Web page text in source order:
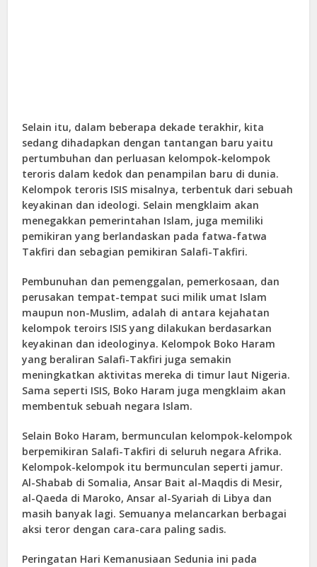
Selain itu, dalam beberapa dekade terakhir, kita
sedang dihadapkan dengan tantangan baru yaitu
pertumbuhan dan perluasan kelompok-kelompok
teroris dalam kedok dan penampilan baru di dunia.
Kelompok teroris ISIS misalnya, terbentuk dari sebuah
keyakinan dan ideologi. Selain mengklaim akan
menegakkan pemerintahan Islam, juga memiliki
pemikiran yang berlandaskan pada fatwa-fatwa
Takfiri dan sebagian pemikiran Salafi-Takfiri.
Pembunuhan dan pemenggalan, pemerkosaan, dan
perusakan tempat-tempat suci milik umat Islam
maupun non-Muslim, adalah di antara kejahatan
kelompok teroirs ISIS yang dilakukan berdasarkan
keyakinan dan ideologinya. Kelompok Boko Haram
yang beraliran Salafi-Takfiri juga semakin
meningkatkan aktivitas mereka di timur laut Nigeria.
Sama seperti ISIS, Boko Haram juga mengklaim akan
membentuk sebuah negara Islam.
Selain Boko Haram, bermunculan kelompok-kelompok
berpemikiran Salafi-Takfiri di seluruh negara Afrika.
Kelompok-kelompok itu bermunculan seperti jamur.
Al-Shabab di Somalia, Ansar Bait al-Maqdis di Mesir,
al-Qaeda di Maroko, Ansar al-Syariah di Libya dan
masih banyak lagi. Semuanya melancarkan berbagai
aksi teror dengan cara-cara paling sadis.
Peringatan Hari Kemanusiaan Sedunia ini pada